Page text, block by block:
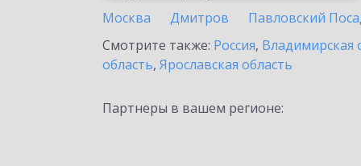
Москва
Дмитров
Павловский
Смотрите также: Россия, Владимирская
область, Ярославская область
Партнеры в вашем регионе: